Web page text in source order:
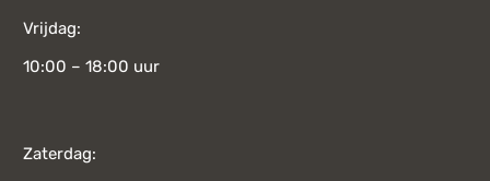
Vrijdag:
10:00 – 18:00 uur
Zaterdag: